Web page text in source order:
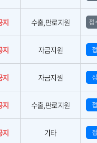
지 수출,판로지원 접
지 자금지원
지 자금지원
지 수출,판로지원
지 기타